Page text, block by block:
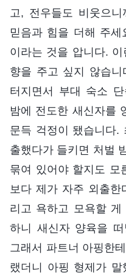
고, 전우들도 비웃으
믿음과 힘을 더해 주
이라는 것을 압니다.
향을 주고 싶지 않습니
터지면서 부대 숙소
밤에 전도한 새신자를
문득 걱정이 됐습니다.
출했다가 들키면 처벌
묶여 있어야 할지도 모
보다 제가 자주 외출
리고 욕하고 모욕할
하니 새신자 양육을
그래서 파트너 아핑한
랬더니 아핑 형제가 말